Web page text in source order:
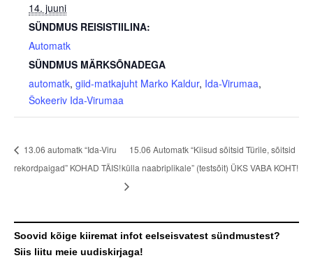
14. juuni
SÜNDMUS REISISTIILINA:
Automatk
SÜNDMUS MÄRKSÕNADEGA
automatk, giid-matkajuht Marko Kaldur, Ida-Virumaa,
Šokeeriv Ida-Virumaa
13.06 automatk “Ida-Viru
rekordpaigad” KOHAD TÄIS!
15.06 Automatk “Kiisud sõitsid Türile, sõitsid
külla naabriplikale” (testsõit) ÜKS VABA KOHT!
Soovid kõige kiiremat infot eelseisvatest sündmustest?
Siis liitu meie uudiskirjaga!